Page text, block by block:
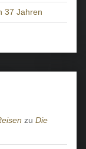
37 Jahren
zuDie